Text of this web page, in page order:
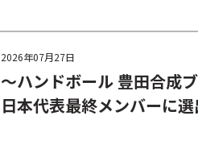
2026年07月27日
～ハンドボール 豊田合成
日本代表最終メンバーに選